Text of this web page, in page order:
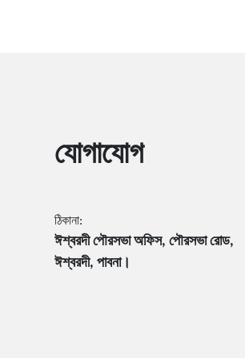
যোগাযোগ
ঠিকানা:
ঈশ্বরদী পৌরসভা অফিস, পৌরসভা রোড,
ঈশ্বরদী, পাবনা।